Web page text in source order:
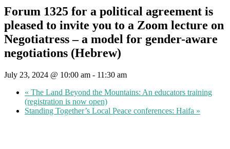
Forum 1325 for a political agreement is
pleased to invite you to a Zoom lecture on
Negotiatress – a model for gender-aware
negotiations (Hebrew)
July 23, 2024 @ 10:00 am - 11:30 am
« The Land Beyond the Mountains: An educators training
(registration is now open)
Standing Together’s Local Peace conferences: Haifa »